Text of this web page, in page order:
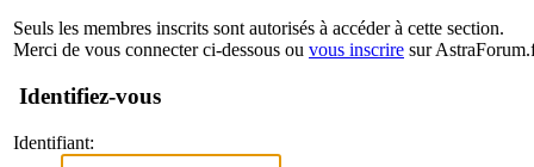
Seuls les membres inscrits sont autorisés à accéder à cette section.
Merci de vous connecter ci-dessous ou vous inscrire sur
Identifiez-vous
Identifiant: